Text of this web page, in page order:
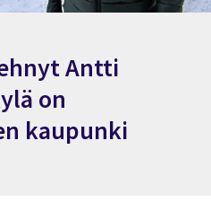
Antti
on
kaupunki